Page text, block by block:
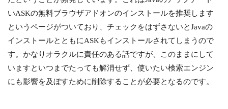
いASKの無料ブラウザアドオンのインストールを推奨します
というページがついており、チェックをはずさないとJavaの
インストールとともにASKもインストールされてしまうので
す。かなりオラクルに責任のある話ですが、このままにして
いますといつまでたっても解消せず、使いたい検索エンジン
にも影響を及ぼすために削除することが必要となるのです。